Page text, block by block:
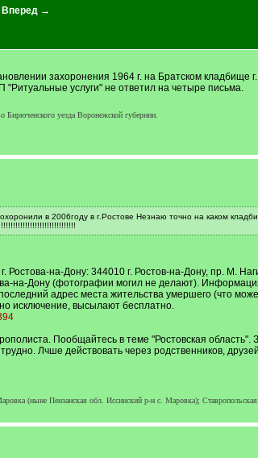
Вперед →
захоронения 1964 г. на Братском
услуги" не ответил на четыре письма.
уезда Воронежской губернии.
в 2006году в г.Ростове Незнаю точно на каком
Ростова-на-Дону: 344010 г. Ростов-на-Дону, пр. М.
на-Дону (фотографии могил не делают).
адрес места жительства умершего (что
исключение, высылают бесплатно.
Пообщайтесь в теме "Ростовская
Лчше действовать через родственников,
(ныне Пензанская обл. Иссинский р-н с. Маровка); Ставропольская